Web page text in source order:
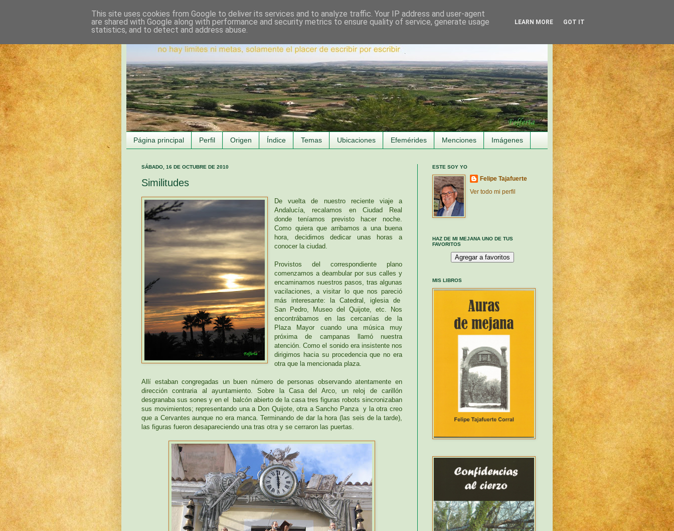
Página principal Perfil Origen Índice Temas Ubicaciones Efemérides Menciones Imágenes
SÁBADO, 16 DE OCTUBRE DE 2010
Similitudes
De vuelta de nuestro reciente viaje a
Andalucía, recalamos en Ciudad Real
donde teníamos previsto hacer noche.
Como quiera que arribamos a una buena
hora, decidimos dedicar unas horas a
conocer la ciudad.
Provistos del correspondiente plano
comenzamos a deambular por sus calles y
encaminamos nuestros pasos, tras algunas
vacilaciones, a visitar lo que nos pareció
más interesante:
la Catedral
, iglesia de
San Pedro, Museo del Quijote, etc. Nos
encontrábamos en las cercanías de
la
Plaza Mayor cuando una música muy
próxima de campanas llamó nuestra
atención. Como el sonido era insistente nos
dirigimos hacia su procedencia que no era
otra que la mencionada plaza.
Allí estaban congregadas un buen número de personas observando atentamente en
dirección contraria al ayuntamiento. Sobre
la Casa del Arco, un reloj de carillón
desgranaba sus sones y en el balcón abierto de la casa tres figuras robots sincronizaban
sus movimientos; representando una a Don Quijote, otra a Sancho Panza y la otra creo
que a Cervantes aunque no era manca. Terminando de dar la hora (las seis de la tarde),
las figuras fueron desapareciendo una tras otra y se cerraron las puertas.
ESTE SOY YO
Felipe Tajafuerte
Ver todo mi perfil
HAZ DE MI MEJANA UNO DE TUS
FAVORITOS
MIS LIBROS
This site uses cookies from Google to deliver its services and to analyze traffic. Your IP address and user-agent
are shared with Google along with performance and security metrics to ensure quality of service, generate usage
statistics, and to detect and address abuse.
LEARN MORE GOT IT